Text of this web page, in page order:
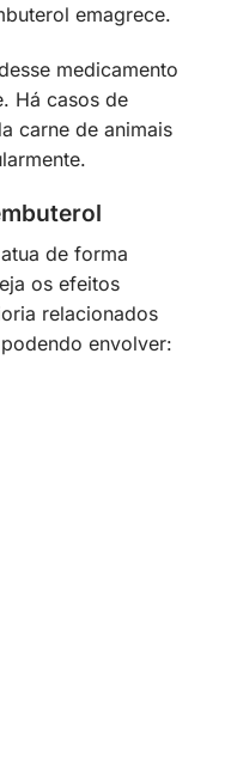
emagrece.
medicamento
Há casos de
carne de animais
de forma
os efeitos
relacionados
envolver: